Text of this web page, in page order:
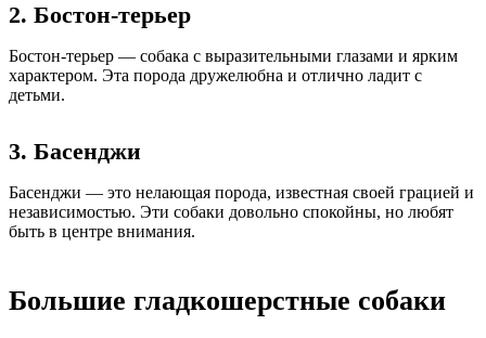
2. Бостон-терьер
Бостон-терьер — собака с выразительными глазами и ярким
характером. Эта порода дружелюбна и отлично ладит с
детьми.
3. Басенджи
Басенджи — это нелающая порода, известная своей грацией и
независимостью. Эти собаки довольно спокойны, но любят
быть в центре внимания.
Большие гладкошерстные собаки